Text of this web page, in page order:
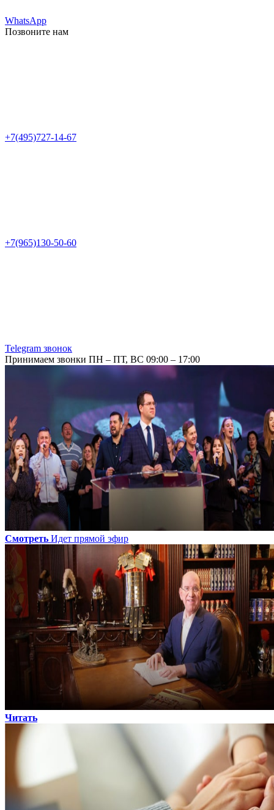
WhatsApp
Позвоните нам
+7(495)727-14-67
+7(965)130-50-60
Telegram звонок
Принимаем звонки ПН – ПТ, ВС 09:00 – 17:00
Смотреть Идет прямой эфир
Читать